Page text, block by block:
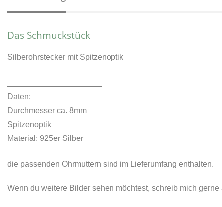
Das Schmuckstück
Silberohrstecker mit Spitzenoptik
Daten:
Durchmesser ca. 8mm
Spitzenoptik
Material: 925er Silber
die passenden Ohrmuttern sind im Lieferumfang enthalten.
Wenn du weitere Bilder sehen möchtest, schreib mich gerne